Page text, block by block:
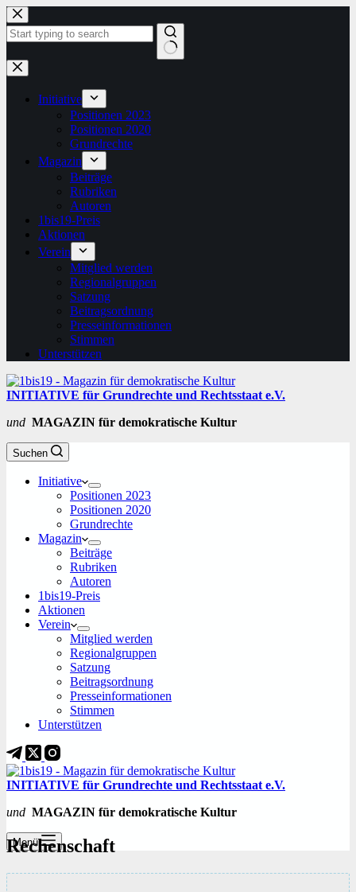
Zum
Inhalt
springen
Keine
Ergebnisse
Initiative
Positionen 2023
Positionen 2020
Grundrechte
Magazin
Beiträge
Rubriken
Autoren
1bis19-Preis
Aktionen
Verein
Mitglied werden
Regionalgruppen
Satzung
Beitragsordnung
Presseinformationen
Stimmen
Unterstützen
INITIATIVE für Grundrechte und Rechtsstaat e.V.
und MAGAZIN für demokratische Kultur
Suchen
Initiative
Positionen 2023
Positionen 2020
Grundrechte
Magazin
Beiträge
Rubriken
Autoren
1bis19-Preis
Aktionen
Verein
Mitglied werden
Regionalgruppen
Satzung
Beitragsordnung
Presseinformationen
Stimmen
Unterstützen
INITIATIVE für Grundrechte und Rechtsstaat e.V.
und MAGAZIN für demokratische Kultur
Menü
Rechenschaft